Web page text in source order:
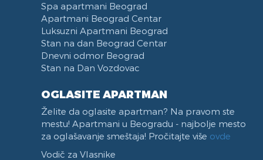
Spa apartmani Beograd
Apartmani Beograd Centar
Luksuzni Apartmani Beograd
Stan na dan Beograd Centar
Dnevni odmor Beograd
Stan na Dan Vozdovac
OGLASITE APARTMAN
Želite da oglasite apartman? Na pravom ste
mestu! Apartmani u Beogradu - najbolje mesto
za oglašavanje smeštaja! Pročitajte više ovde
Vodič za Vlasnike